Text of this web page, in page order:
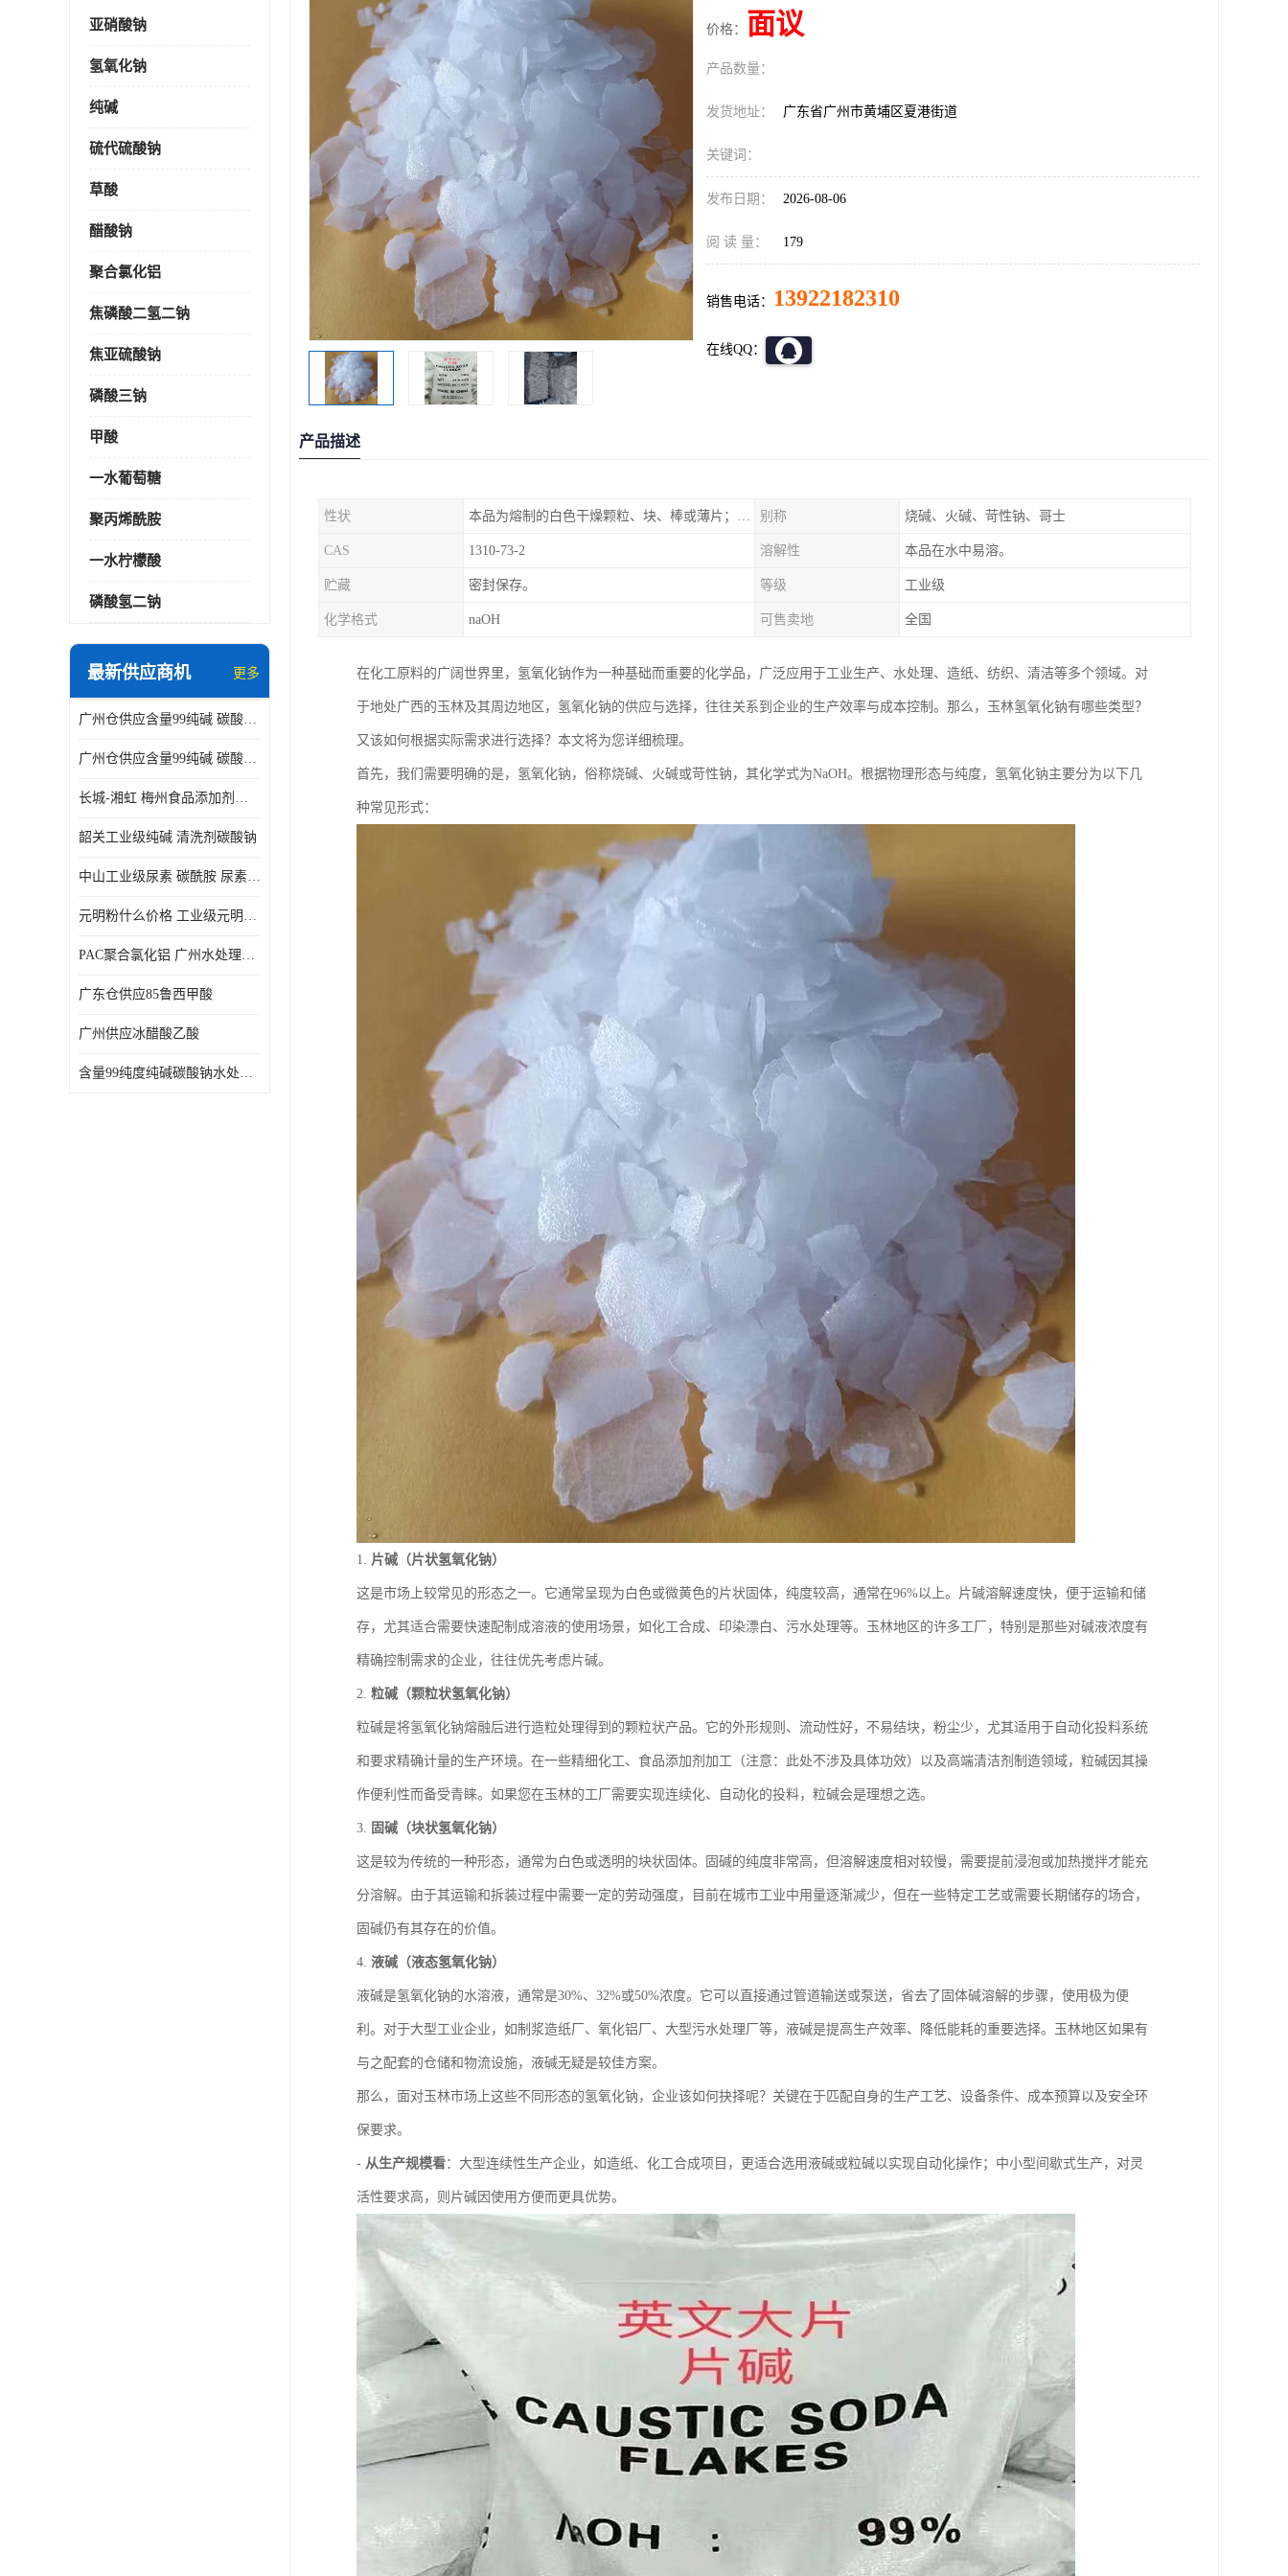
亚硝酸钠
氢氧化钠
纯碱
硫代硫酸钠
草酸
醋酸钠
聚合氯化铝
焦磷酸二氢二钠
焦亚硫酸钠
磷酸三钠
甲酸
一水葡萄糖
聚丙烯酰胺
一水柠檬酸
磷酸氢二钠
最新供应商机 更多
广州仓供应含量99纯碱 碳酸钠 工业级99含量水处理 酸类中和
广州仓供应含量99纯碱 碳酸钠 工业级99含量水处理 生活洗涤
长城-湘虹 梅州食品添加剂焦亚硫酸钠 作防腐剂
韶关工业级纯碱 清洗剂碳酸钠
中山工业级尿素 碳酰胺 尿素是一种高浓度氮肥
元明粉什么价格 工业级元明粉 无水硫酸钠 硫酸钠 合成洗涤剂的填充料
PAC聚合氯化铝 广州水处理药剂聚合氯化铝PAC 工业污水废水城镇生活污水的净化处理
广东仓供应85鲁西甲酸
广州供应冰醋酸乙酸
含量99纯度纯碱碳酸钠水处理剂
价格： 面议
产品数量：
发货地址： 广东省广州市黄埔区夏港街道
关键词：
发布日期： 2026-08-06
阅 读 量： 179
销售电话： 13922182310
在线QQ：
产品描述
性状 本品为熔制的白色干燥颗粒、块、棒或薄片；质坚脆。 别称 烧碱、火碱、苛性钠、哥士
CAS 1310-73-2 溶解性 本品在水中易溶。
贮藏 密封保存。 等级 工业级
化学格式 naOH 可售卖地 全国
在化工原料的广阔世界里，氢氧化钠作为一种基础而重要的化学品，广泛应用于工业生产、水处理、造纸、纺织、清洁等多个领域。对
于地处广西的玉林及其周边地区，氢氧化钠的供应与选择，往往关系到企业的生产效率与成本控制。那么，玉林氢氧化钠有哪些类型？
又该如何根据实际需求进行选择？本文将为您详细梳理。
首先，我们需要明确的是，氢氧化钠，俗称烧碱、火碱或苛性钠，其化学式为NaOH。根据物理形态与纯度，氢氧化钠主要分为以下几
种常见形式：
1. 片碱（片状氢氧化钠）
这是市场上较常见的形态之一。它通常呈现为白色或微黄色的片状固体，纯度较高，通常在96%以上。片碱溶解速度快，便于运输和储
存，尤其适合需要快速配制成溶液的使用场景，如化工合成、印染漂白、污水处理等。玉林地区的许多工厂，特别是那些对碱液浓度有
精确控制需求的企业，往往优先考虑片碱。
2. 粒碱（颗粒状氢氧化钠）
粒碱是将氢氧化钠熔融后进行造粒处理得到的颗粒状产品。它的外形规则、流动性好，不易结块，粉尘少，尤其适用于自动化投料系统
和要求精确计量的生产环境。在一些精细化工、食品添加剂加工（注意：此处不涉及具体功效）以及高端清洁剂制造领域，粒碱因其操
作便利性而备受青睐。如果您在玉林的工厂需要实现连续化、自动化的投料，粒碱会是理想之选。
3. 固碱（块状氢氧化钠）
这是较为传统的一种形态，通常为白色或透明的块状固体。固碱的纯度非常高，但溶解速度相对较慢，需要提前浸泡或加热搅拌才能充
分溶解。由于其运输和拆装过程中需要一定的劳动强度，目前在城市工业中用量逐渐减少，但在一些特定工艺或需要长期储存的场合，
固碱仍有其存在的价值。
4. 液碱（液态氢氧化钠）
液碱是氢氧化钠的水溶液，通常是30%、32%或50%浓度。它可以直接通过管道输送或泵送，省去了固体碱溶解的步骤，使用极为便
利。对于大型工业企业，如制浆造纸厂、氧化铝厂、大型污水处理厂等，液碱是提高生产效率、降低能耗的重要选择。玉林地区如果有
与之配套的仓储和物流设施，液碱无疑是较佳方案。
那么，面对玉林市场上这些不同形态的氢氧化钠，企业该如何抉择呢？关键在于匹配自身的生产工艺、设备条件、成本预算以及安全环
保要求。
- 从生产规模看：大型连续性生产企业，如造纸、化工合成项目，更适合选用液碱或粒碱以实现自动化操作；中小型间歇式生产，对灵
活性要求高，则片碱因使用方便而更具优势。